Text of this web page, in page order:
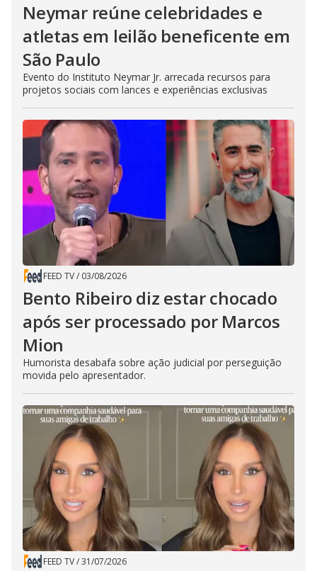
Neymar reúne celebridades e
atletas em leilão beneficente em
São Paulo
Evento do Instituto Neymar Jr. arrecada recursos para
projetos sociais com lances e experiências exclusivas
FEED TV/ 03/08/2026
Bento Ribeiro diz estar chocado
após ser processado por Marcos
Mion
Humorista desabafa sobre ação judicial por perseguição
movida pelo apresentador.
FEED TV/31/07/2026